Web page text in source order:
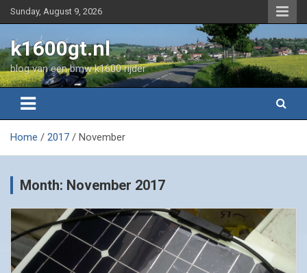
Skip
to
Sunday, August 9, 2026
k1600gt.nl
blog van een bmw k1600 rijder
Home 2017 November
Month: November 2017